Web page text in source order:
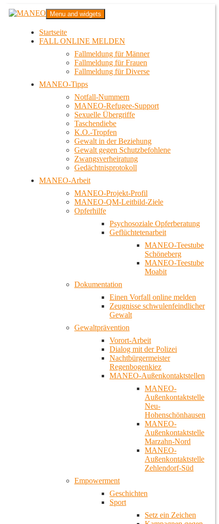
Zum
InhaltMANEO
Das schwule Anti-Gewalt-Projekt in Berlin
Menu and widgets
Startseite
FALL ONLINE MELDEN
Fallmeldung für Männer
Fallmeldung für Frauen
Fallmeldung für Diverse
MANEO-Tipps
Notfall-Nummern
MANEO-Refugee-Support
Sexuelle Übergriffe
Taschendiebe
K.O.-Tropfen
Gewalt in der Beziehung
Gewalt gegen Schutzbefohlene
Zwangsverheiratung
Gedächtnisprotokoll
MANEO-Arbeit
MANEO-Projekt-Profil
MANEO-QM-Leitbild-Ziele
Opferhilfe
Psychosoziale Opferberatung
Geflüchtetenarbeit
MANEO-Teestube
Schöneberg
MANEO-Teestube
Moabit
Dokumentation
Einen Vorfall online melden
Zeugnisse schwulenfeindlicher
Gewalt
Gewaltprävention
Vorort-Arbeit
Dialog mit der Polizei
Nachtbürgermeister
Regenbogenkiez
MANEO-Außenkontaktstellen
MANEO-
Außenkontaktstelle
Neu-
Hohenschönhausen
MANEO-
Außenkontaktstelle
Marzahn-Nord
MANEO-
Außenkontaktstelle
Zehlendorf-Süd
Empowerment
Geschichten
Sport
Setz ein Zeichen